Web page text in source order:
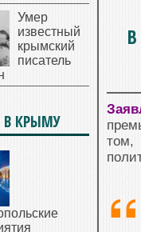
том,
Умер
известный
крымский
писатель
В КРЫМУ